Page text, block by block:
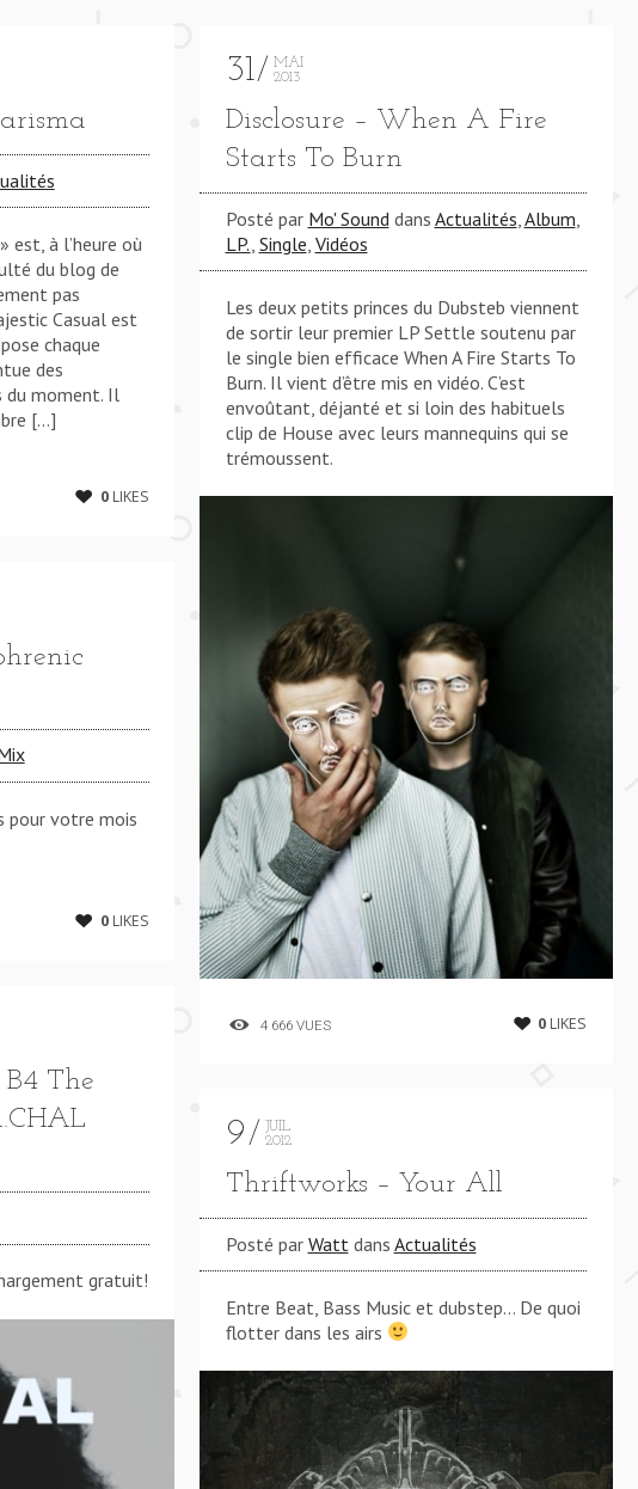
(FEAT. SAM SMITH) **** LATCH (FEAT. SAM SMITH) ****
est, à l’heure où
du blog de
pas
Casual est
chaque
des
du moment. Il
[…]
0LIKES
pour votre mois
0LIKES
B4 The
gratuit!
31
MAI
2013
Disclosure – When A Fire
Starts To Burn
Posté par Mo' Sound dans Actualités Album
LP. Single Vidéos
Les deux petits princes du Dubsteb viennent
de sortir leur premier LP Settle soutenu par
le single bien efficace When A Fire Starts To
Burn. Il vient d’être mis en vidéo. C’est
envoûtant, déjanté et si loin des habituels
clip de House avec leurs mannequins qui se
trémoussent.
4 666 VUES 0 LIKES
9
JUIL
2012
Thriftworks – Your All
Posté par Watt dans Actualités
Entre Beat, Bass Music et dubstep… De quoi
flotter dans les airs